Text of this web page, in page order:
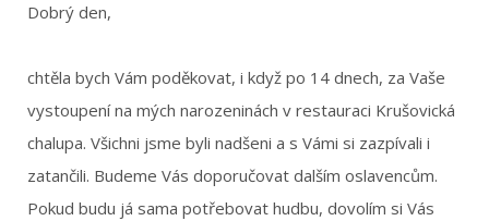
Dobrý den,
chtěla bych Vám poděkovat, i když po 14 dnech, za Vaše
vystoupení na mých narozeninách v restauraci Krušovická
chalupa. Všichni jsme byli nadšeni a s Vámi si zazpívali i
zatančili. Budeme Vás doporučovat dalším oslavencům.
Pokud budu já sama potřebovat hudbu, dovolím si Vás